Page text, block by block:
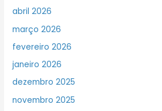
abril 2026
março 2026
fevereiro 2026
janeiro 2026
dezembro 2025
novembro 2025